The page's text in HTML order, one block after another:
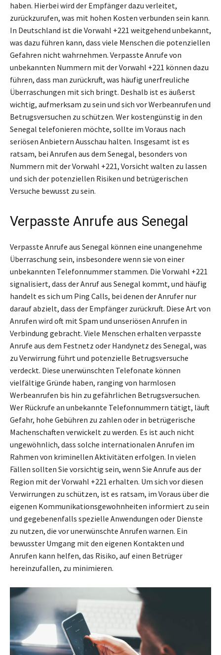
haben. Hierbei wird der Empfänger dazu verleitet,
zurückzurufen, was mit hohen Kosten verbunden sein kann.
In Deutschland ist die Vorwahl +221 weitgehend unbekannt,
was dazu führen kann, dass viele Menschen die potenziellen
Gefahren nicht wahrnehmen. Verpasste Anrufe von
unbekannten Nummern mit der Vorwahl +221 können dazu
führen, dass man zurückruft, was häufig unerfreuliche
Überraschungen mit sich bringt. Deshalb ist es äußerst
wichtig, aufmerksam zu sein und sich vor Werbeanrufen und
Betrugsversuchen zu schützen. Wer kostengünstig in den
Senegal telefonieren möchte, sollte im Voraus nach
seriösen Anbietern Ausschau halten. Insgesamt ist es
ratsam, bei Anrufen aus dem Senegal, besonders von
Nummern mit der Vorwahl +221, Vorsicht walten zu lassen
und sich der potenziellen Risiken und betrügerischen
Versuche bewusst zu sein.
Verpasste Anrufe aus Senegal
Verpasste Anrufe aus Senegal können eine unangenehme
Überraschung sein, insbesondere wenn sie von einer
unbekannten Telefonnummer stammen. Die Vorwahl +221
signalisiert, dass der Anruf aus Senegal kommt, und häufig
handelt es sich um Ping Calls, bei denen der Anrufer nur
darauf abzielt, dass der Empfänger zurückruft. Diese Art von
Anrufen wird oft mit Spam und unseriösen Anrufen in
Verbindung gebracht. Viele Menschen erhalten verpasste
Anrufe aus dem Festnetz oder Handynetz des Senegal, was
zu Verwirrung führt und potenzielle Betrugsversuche
verdeckt. Diese unerwünschten Telefonate können
vielfältige Gründe haben, ranging von harmlosen
Werbeanrufen bis hin zu gefährlichen Betrugsversuchen.
Wer Rückrufe an unbekannte Telefonnummern tätigt, läuft
Gefahr, hohe Gebühren zu zahlen oder in betrügerische
Machenschaften verwickelt zu werden. Es ist auch nicht
ungewöhnlich, dass solche internationalen Anrufen im
Rahmen von kriminellen Aktivitäten erfolgen. In vielen
Fällen sollten Sie vorsichtig sein, wenn Sie Anrufe aus der
Region mit der Vorwahl +221 erhalten. Um sich vor diesen
Verwirrungen zu schützen, ist es ratsam, im Voraus über die
eigenen Kommunikationsgewohnheiten informiert zu sein
und gegebenenfalls spezielle Anwendungen oder Dienste
zu nutzen, die vor unerwünschte Anrufen warnen. Ein
bewusster Umgang mit den eigenen Kontakten und
Anrufen kann helfen, das Risiko, auf einen Betrüger
hereinzufallen, zu minimieren.